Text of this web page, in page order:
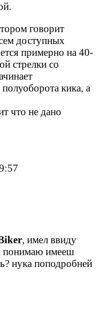
говорит
доступных
примерно на 40-
стрелки со
кика, а
что не дано
, имел ввиду
понимаю имееш
нука поподробней